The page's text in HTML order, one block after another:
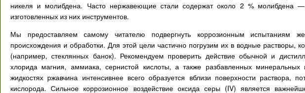
никеля и молибдена. Часто нержавеющие стали содержат около 2 % молибдена —
изготовленных из них инструментов.
Мы предоставляем самому читателю подвергнуть коррозионным испытаниям
происхождения и обработки. Для этой цели частично погрузим их в водные растворы,
(например, стеклянных банок). Рекомендуем проверить действие обычной и
хлорида магния, аммиака, сернистой кислоты, а также разбавленных минеральных
жидкостях ржавчина интенсивнее всего образуется вблизи поверхности раствора,
кислорода. Сильное коррозионное воздействие оксида серы (IV) является